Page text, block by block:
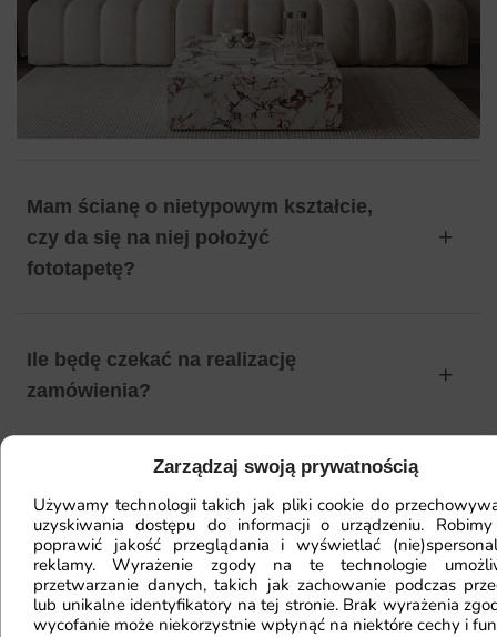
Zarządzaj swoją prywatnością
Używamy technologii takich jak pliki cookie do
uzyskiwania dostępu do informacji o urządzeniu.
poprawić jakość przeglądania i wyświetlać
reklamy. Wyrażenie zgody na te technologie
przetwarzanie danych, takich jak zachowanie podczas
lub unikalne identyfikatory na tej stronie. Brak wyrażenia
wycofanie może niekorzystnie wpłynąć na niektóre cechy i
Mam ścianę o nietypowym kształcie,
czy da się na niej położyć
fototapetę?
Ile będę czekać na realizację
zamówienia?
Czy mogę zwrócić fototapetę?
Jak zamontować fototapetę? / Jak
przygotować ścianę?